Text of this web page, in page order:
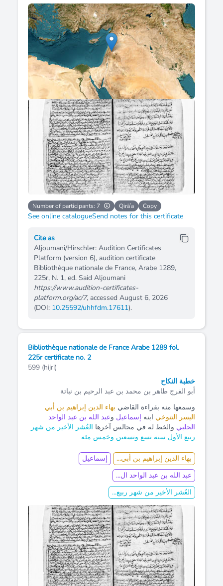
Number of participants: 7 Qirāʿa Copy
See online catalogueSend notes for this certificate
Cite as
Aljoumani/Hirschler: Audition Certificates
Platform (version 6), audition certificate
Bibliothèque nationale de France, Arabe 1289,
225r, N. 1, ed. Said Aljoumani
https://www.audition-certificates-
platform.org/ac/7, accessed August 6, 2026
(DOI: 10.25592/uhhfdm.17611).
Bibliothèque nationale de France Arabe 1289 fol.
225r certificate no. 2
599 (hijri)
خطبة النكاح
أبو الفرج طاهر بن محمد بن عبد الرحيم بن نباتة
وسمعها منه بقراءة القاضي بهاء الدين إبراهيم بن أبي
اليسر التنوخي ابنه إسماعيل وعبد الله بن عبد الواحد
الحلبي والخط له في مجالس آخرها العُشر الأخير من شهر
ربيع الأول سنة تسع وتسعين وخمس مئة
بهاء الدين إبراهيم بن أبي...
إسماعيل
عبد الله بن عبد الواحد ال...
العُشر الأخير من شهر ربيع...